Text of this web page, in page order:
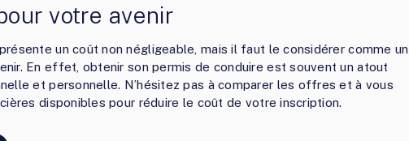
votre avenir
un coût non négligeable, mais il faut le considérer comme un
En effet, obtenir son permis de conduire est souvent un atout
et personnelle. N’hésitez pas à comparer les offres et à vous
disponibles pour réduire le coût de votre inscription.